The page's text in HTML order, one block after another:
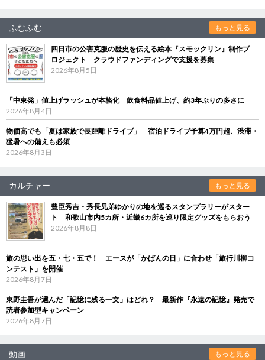
ふむふむ もっと見る
四日市の公害克服の歴史を伝える絵本『スモックリン』制作プ
ロジェクト クラウドファンディングで支援を募集
2026年8月5日
「中東発」値上げラッシュが本格化 飲食料品値上げ、約3年ぶりの多さに
2026年8月4日
物価高でも「夏は家族で長距離ドライブ」 宿泊ドライブ予算4万円超、渋滞・
猛暑への備えも必須
2026年8月3日
カルチャー もっと見る
豊臣秀吉・秀長兄弟ゆかりの地を巡るスタンプラリーがスター
ト 和歌山市内5カ所・近畿6カ所を巡り限定グッズをもらおう
2026年8月8日
旅の思い出を五・七・五で！ エースが「かばんの日」に合わせ「旅行川柳コ
ンテスト」を開催
2026年8月7日
東野圭吾が選んだ「記憶に残る一文」はどれ？ 最新作『永遠の記憶』発売で
読者参加型キャンペーン
2026年8月7日
動画 もっと見る